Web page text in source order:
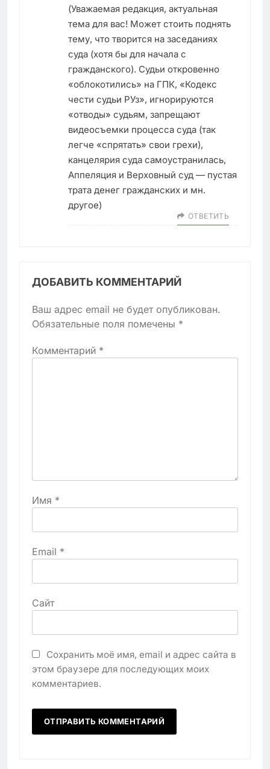
(Уважаемая редакция, актуальная
тема для вас! Может стоить поднять
тему, что творится на заседаниях
суда (хотя бы для начала с
гражданского). Судьи откровенно
«облокотились» на ГПК, «Кодекс
чести судьи РУз», игнорируются
«отводы» судьям, запрещают
видеосъемки процесса суда (так
легче «спрятать» свои грехи),
канцелярия суда самоустранилась,
Аппеляция и Верховный суд — пустая
трата денег гражданских и мн.
другое)
ОТВЕТИТЬ
ДОБАВИТЬ КОММЕНТАРИЙ
Ваш адрес email не будет опубликован.
Обязательные поля помечены *
Комментарий *
Имя *
Email *
Сайт
Сохранить моё имя, email и адрес сайта в
этом браузере для последующих моих
комментариев.